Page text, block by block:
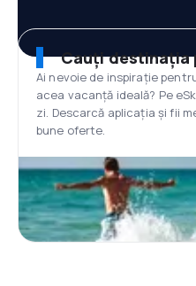
Cauți destinația
Ai nevoie de inspirație
acea vacanță ideală? Pe
zi. Descarcă aplicația și fii
bune oferte.